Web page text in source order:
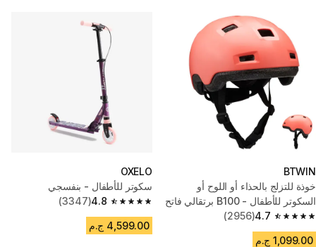
BTWIN
خوذة للتزلج بالحذاء أو اللوح أو
السكوتر للأطفال - B100 برتقالي فاتح
4.7
4.7 out of 5 stars from 2956 reviews
(2956)
1,099.00 ج.م
OXELO
سكوتر للأطفال - بنفسجي
4.8
4.8 out of 5 stars from 3347 reviews
(3347)
4,599.00 ج.م